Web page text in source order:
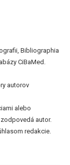
Bibliographia
CiBaMed.
autorov
alebo
autor.
redakcie.